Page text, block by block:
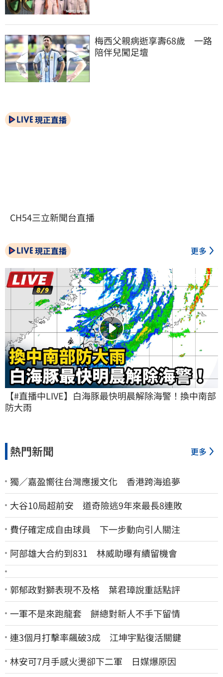
梅西父親病逝享壽68歲　一路
陪伴兒闖足壇
現正直播
CH54三立新聞台直播
現正直播 更多
【#直播中LIVE】白海豚最快明晨解除海警！換中南部
防大雨
熱門新聞 更多
獨／嘉盈嚮往台灣應援文化 香港跨海追夢
大谷10局超前安 道奇險逃9年來最長8連敗
費仔確定成自由球員 下一步動向引人關注
阿部雄大合約到831 林威助曝有續留機會
郭郁政對獅表現不及格 葉君璋說重話點評
一軍不是來跑龍套 餅總對新人不手下留情
連3個月打擊率飆破3成 江坤宇點復活關鍵
林安可7月手感火燙卻下二軍 日媒爆原因